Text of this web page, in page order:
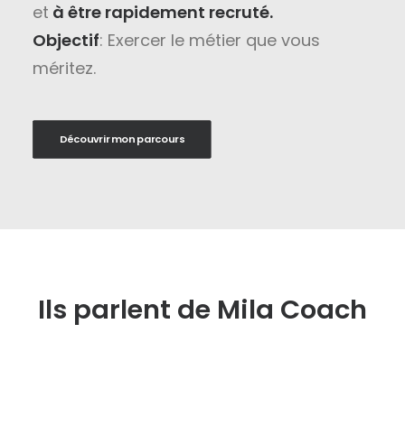
et à être rapidement recruté.
Objectif: Exercer le métier que vous
méritez.
Découvrir mon parcours
Ils parlent de Mila Coach